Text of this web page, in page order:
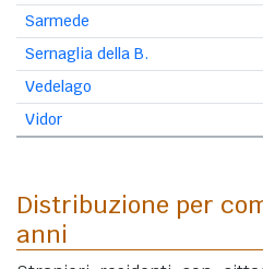
Sarmede
Sernaglia della B.
Vedelago
Vidor
Distribuzione per
anni